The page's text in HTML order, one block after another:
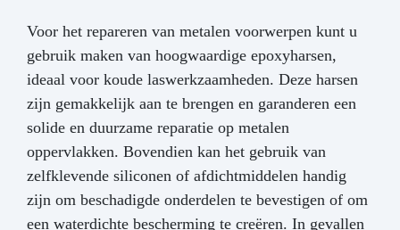
hechting Kan dienen als alternatief voor
koudlassen bij snelle herstellingen Na
uitharding volledig bewerkbaar met boor, vijl of
tap Bewaren op een droge plaats, uit de buurt
van hitte FAQ Geschikt voor
drinkwaterleidingen? Ja, volledig WRAS-
gecertificeerd. Overschilderbaar? Ja, na
uitharding kan het worden geverfd of
behandeld als metaal. Hoe lang gaat het mee?
Het biedt een mechanische en chemische
weerstand vergelijkbaar met een permanente
Voor het repareren van metalen voorwerpen kunt u
gebruik maken van hoogwaardige epoxyharsen,
ideaal voor koude laswerkzaamheden. Deze harsen
zijn gemakkelijk aan te brengen en garanderen een
solide en duurzame reparatie op metalen
oppervlakken. Bovendien kan het gebruik van
zelfklevende siliconen of afdichtmiddelen handig
zijn om beschadigde onderdelen te bevestigen of om
een waterdichte bescherming te creëren. In gevallen